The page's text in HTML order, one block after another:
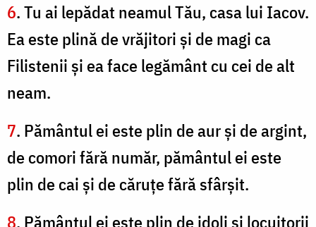
6. Tu ai lepădat neamul Tău, casa lui Iacov.
Ea este plină de vrăjitori şi de magi ca
Filistenii şi ea face legământ cu cei de alt
neam.
7. Pământul ei este plin de aur şi de argint,
de comori fără număr, pământul ei este
plin de cai şi de căruţe fără sfârşit.
8. Pământul ei este plin de idoli şi locuitorii